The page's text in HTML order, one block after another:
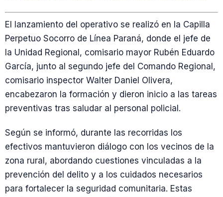
El lanzamiento del operativo se realizó en la Capilla
Perpetuo Socorro de Línea Paraná, donde el jefe de
la Unidad Regional, comisario mayor Rubén Eduardo
García, junto al segundo jefe del Comando Regional,
comisario inspector Walter Daniel Olivera,
encabezaron la formación y dieron inicio a las tareas
preventivas tras saludar al personal policial.
Según se informó, durante las recorridas los
efectivos mantuvieron diálogo con los vecinos de la
zona rural, abordando cuestiones vinculadas a la
prevención del delito y a los cuidados necesarios
para fortalecer la seguridad comunitaria. Estas